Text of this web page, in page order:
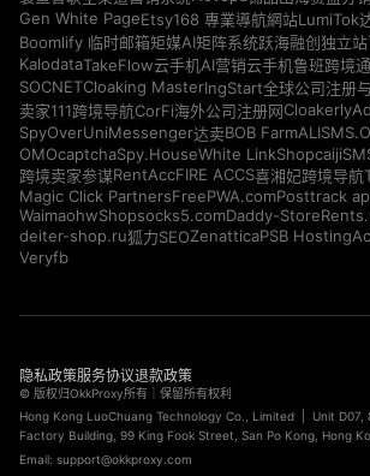
Gen White PageEtsy168 專業導航網站LumiTok
Boomlify 临时邮箱矩媒AI矩阵系统跃海融创独立站
KalodataTakeFlow云手机AI营销云手机鲁班跨境通
SOCNETCloaking MasterIngStart全球公司注册
卖家111跨境导航CorFi海外公司注册网Cloakerly
SpyOverUniMessenger达卖BOB Farm
OMOcaptchaSpy.HouseWhite LinkShopcaiji
跨境卖家参谋RentAccFIRE ACCS喜湘妃跨境导航
Magic Click PartnersFreePWA.comPosttrack
WaimaohwShopsocks5.comDaddy-Store
deiter-shop.ru狐力SEOZenatticaPSB Hosting
Veryfb
隐私政策服务协议退款政策
© 版权归OkkProxy所有｜保留所有权利
Hong Kong LuoChuang Technology Co., Limited | Unit D07,
Factory Building, 99 King Fook Street, San Po Kong, Hong
Email: support@okkproxy.com